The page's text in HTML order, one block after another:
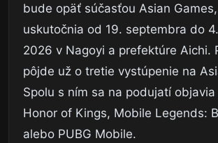
bude opäť súčasťou Asian
uskutočnia od 19. septembra do
2026 v Nagoyi a prefektúre Aichi.
pôjde už o tretie vystúpenie na
Spolu s ním sa na podujatí
Honor of Kings, Mobile Legends:
alebo PUBG Mobile.